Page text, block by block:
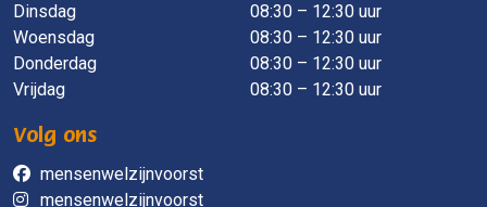
Dinsdag
08:30 – 12:30 uur
Woensdag
08:30 – 12:30 uur
Donderdag
08:30 – 12:30 uur
Vrijdag
08:30 – 12:30 uur
Volg ons
mensenwelzijnvoorst
mensenwelzijnvoorst